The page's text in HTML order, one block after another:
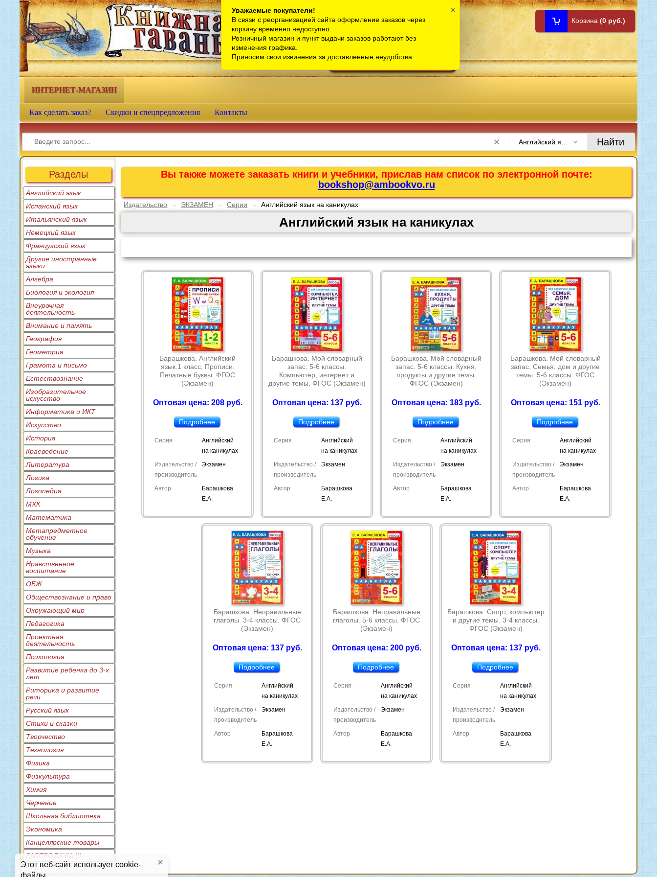
Этот веб-сайт использует cookie-
файлы.
Телефон интернет-магазина:
Телефон розничного магазина:
bookshop@ambookvo.ru
Работаем ежедневно с 10:00 до 21:00
Корзина (0 руб.)
Книжная гавань - интернет-
магазин учебной литературы
ИНТЕРНЕТ-МАГАЗИН
Как сделать заказ? Скидки и спецпредложения Контакты
Найти
Разделы
Английский язык
Испанский язык
Итальянский язык
Немецкий язык
Французский язык
Другие иностранные
языки
Алгебра
Биология и экология
Внеурочная
деятельность
Внимание и память
География
Геометрия
Грамота и письмо
Естествознание
Изобразительное
искусство
Информатика и ИКТ
Искусство
История
Краеведение
Литература
Логика
Логопедия
МХК
Математика
Метапредметное
обучение
Музыка
Нравственное
воспитание
ОБЖ
Обществознание и право
Окружающий мир
Педагогика
Проектная
деятельность
Психология
Развитие ребенка до 3-х
лет
Риторика и развитие
речи
Русский язык
Стихи и сказки
Творчество
Технология
Физика
Физкультура
Химия
Черчение
Школьная библиотека
Экономика
Канцелярские товары
РАСПРОДАЖА !!!
Вы также можете заказать книги и учебники, прислав нам список по электронной почте:
bookshop@ambookvo.ru
Издательство → ЭКЗАМЕН → Серии → Английский язык на каникулах
Английский язык на каникулах
Барашкова. Английский
язык.1 класс. Прописи.
Печатные буквы. ФГОС
(Экзамен)
Оптовая цена: 208 руб.
Подробнее
Серия
Английский
на каникулах
Издательство /
производитель
Экзамен
Автор
Барашкова
Е.А.
Барашкова. Мой словарный
запас. 5-6 классы.
Компьютер, интернет и
другие темы. ФГОС (Экзамен)
Оптовая цена: 137 руб.
Подробнее
Серия
Английский
на каникулах
Издательство /
производитель
Экзамен
Автор
Барашкова
Е.А.
Барашкова. Мой словарный
запас. 5-6 классы. Кухня,
продукты и другие темы.
ФГОС (Экзамен)
Оптовая цена: 183 руб.
Подробнее
Серия
Английский
на каникулах
Издательство /
производитель
Экзамен
Автор
Барашкова
Е.А.
Барашкова. Мой словарный
запас. Семья, дом и другие
темы. 5-6 классы. ФГОС
(Экзамен)
Оптовая цена: 151 руб.
Подробнее
Серия
Английский
на каникулах
Издательство /
производитель
Экзамен
Автор
Барашкова
Е.А.
Барашкова. Неправильные
глаголы. 3-4 классы. ФГОС
(Экзамен)
Оптовая цена: 137 руб.
Подробнее
Серия
Английский
на каникулах
Издательство /
производитель
Экзамен
Автор
Барашкова
Е.А.
Барашкова. Неправильные
глаголы. 5-6 классы. ФГОС
(Экзамен)
Оптовая цена: 200 руб.
Подробнее
Серия
Английский
на каникулах
Издательство /
производитель
Экзамен
Автор
Барашкова
Е.А.
Барашкова. Спорт, компьютер
и другие темы. 3-4 классы.
ФГОС (Экзамен)
Оптовая цена: 137 руб.
Подробнее
Серия
Английский
на каникулах
Издательство /
производитель
Экзамен
Автор
Барашкова
Е.А.
Уважаемые покупатели!
В связи с реорганизацией сайта оформление заказов через
корзину временно недоступно.
Розничный магазин и пункт выдачи заказов работают без
изменения графика.
Приносим свои извинения за доставленные неудобства.
×